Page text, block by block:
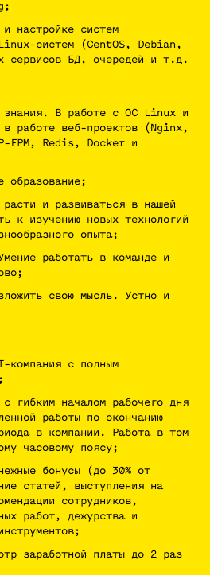
и настройке систем
систем (CentOS, Debian,
сервисов БД, очередей и т.д.
знания. В работе с ОС Linux и
в работе веб-проектов (Nginx,
FPM, Redis, Docker и
образование;
и развиваться в нашей
к изучению новых технологий
опыта;
работать в команде и
свою мысль. Устно и
компания с полным
гибким началом рабочего дня
работы по окончанию
в компании. Работа в том
часовому поясу;
бонусы (до 30% от
статей, выступления на
сотрудников,
работ, дежурства и
заработной платы до 2 раз